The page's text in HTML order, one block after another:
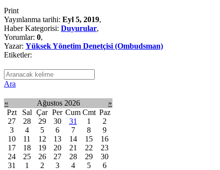
Print
Yayınlanma tarihi: Eyl 5, 2019,
Haber Kategorisi: Duyurular,
Yorumlar: 0,
Yazar: Yüksek Yönetim Denetçisi (Ombudsman)
Etiketler:
Ara
« Ağustos 2026
»
Pzt
Sal Çar Per Cum Cmt Paz
27
28 29 30 31 1
2
3
4 5 6 7 8
9
10
11 12 13 14 15
16
17
18 19 20 21 22
23
24
25 26 27 28 29
30
31
1 2 3 4 5 6